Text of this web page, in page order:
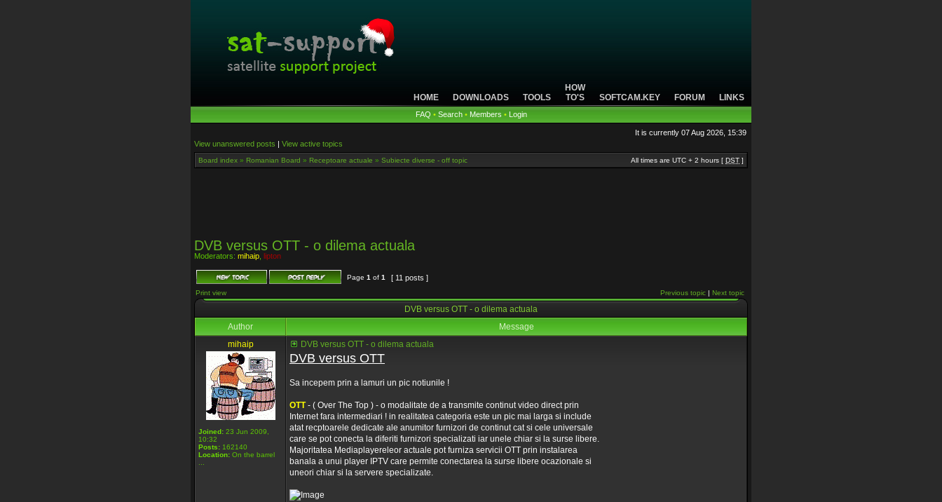
HOME DOWNLOADS TOOLS
HOW
TO'S
SOFTCAM.KEY FORUM LINKS
FAQ • Search• Members • Login
It is currently 07 Aug 2026, 15:39
View unanswered posts | View active topics
Board index » Romanian Board » Receptoare actuale » Subiecte diverse - off topic All times are UTC + 2 hours [ DST ]
DVB versus OTT - o dilema actuala
Moderators: mihaip lipton
Page 1 of 1 [ 11 posts ]
Print view Previous topic | Next topic
DVB versus OTT - o dilema actuala
Author
Message
mihaip
Joined: 23 Jun 2009,
10:32
Posts: 162140
Location: On the barrel
DVB versus OTT - o dilema actuala
DVB versus OTT
Sa incepem prin a lamuri un pic notiunile !
OTT- ( Over The Top ) - o modalitate de a transmite continut video direct prin
Internet fara intermediari ! in realitatea categoria este un pic mai larga si include
atat recptoarele dedicate ale anumitor furnizori de continut cat si cele universale
care se pot conecta la diferiti furnizori specializati iar unele chiar si la surse libere.
Majoritatea Mediaplayereleor actuale pot furniza servicii OTT prin instalarea
banala a unui player IPTV care permite conectarea la surse libere ocazionale si
uneori chiar si la servere specializate.